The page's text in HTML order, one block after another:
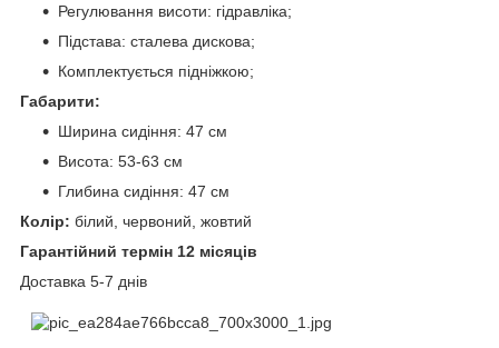
Регулювання висоти: гідравліка;
Підстава: сталева дискова;
Комплектується підніжкою;
Габарити:
Ширина сидіння: 47 см
Висота: 53-63 см
Глибина сидіння: 47 см
Колір: білий, червоний, жовтий
Гарантійний термін 12 місяців
Доставка 5-7 днів